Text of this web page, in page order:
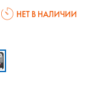
НЕТ В НАЛИЧИИ